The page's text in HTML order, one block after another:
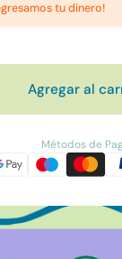
tu dinero!
Agregar al
Métodos de